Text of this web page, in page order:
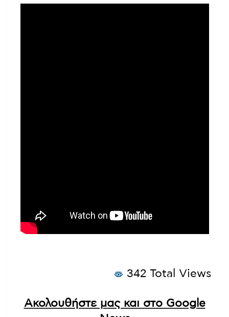
342 Total Views
Ακολουθήστε μας και στο Google